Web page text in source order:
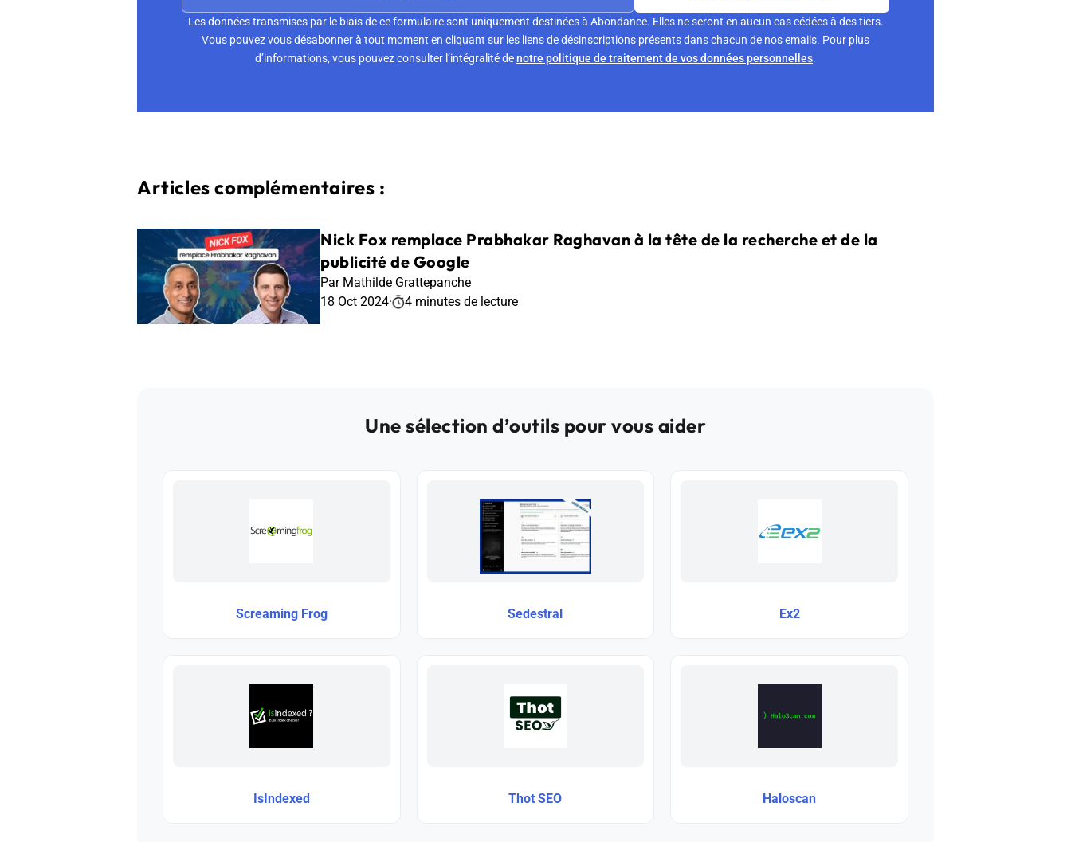
Les données transmises par le biais de ce formulaire sont uniquement destinées à Abondance. Elles ne seront en aucun cas cédées à des tiers.
Vous pouvez vous désabonner à tout moment en cliquant sur les liens de désinscriptions présents dans chacun de nos emails. Pour plus
d’informations, vous pouvez consulter l’intégralité denotre politique de traitement de vos données personnelles.
Articles complémentaires :
Nick Fox remplace Prabhakar Raghavan à la tête de la recherche et de la
publicité de Google
Par Mathilde Grattepanche
18 Oct 2024· 4 minutes de lecture
Une sélection d’outils pour vous aider
Screaming Frog Sedestral Ex2
IsIndexed Thot SEO Haloscan